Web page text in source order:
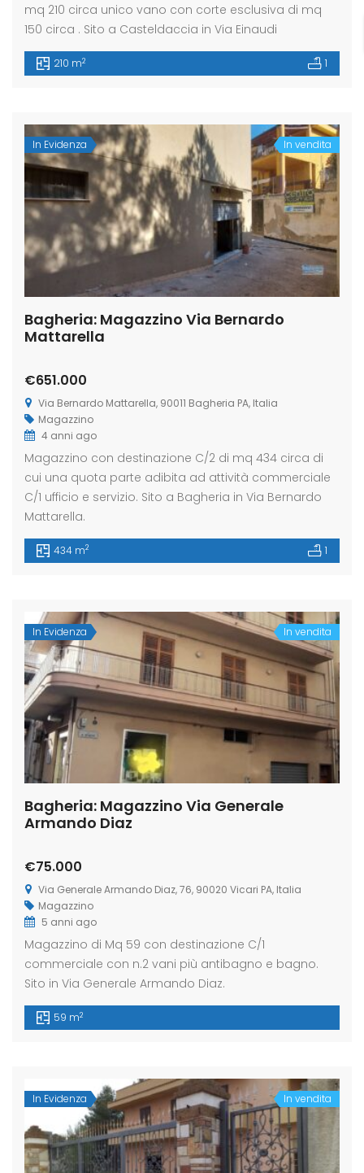
mq 210 circa unico vano con corte esclusiva di mq
150 circa . Sito a Casteldaccia in Via Einaudi
210 m2 1
In Evidenza In vendita
Bagheria: Magazzino Via Bernardo
Mattarella
€651.000
Via Bernardo Mattarella, 90011 Bagheria PA, Italia
Magazzino
4 anni ago
Magazzino con destinazione C/2 di mq 434 circa di
cui una quota parte adibita ad attività commerciale
C/1 ufficio e servizio. Sito a Bagheria in Via Bernardo
Mattarella.
434 m2 1
In Evidenza In vendita
Bagheria: Magazzino Via Generale
Armando Diaz
€75.000
Via Generale Armando Diaz, 76, 90020 Vicari PA, Italia
Magazzino
5 anni ago
Magazzino di Mq 59 con destinazione C/1
commerciale con n.2 vani più antibagno e bagno.
Sito in Via Generale Armando Diaz.
59 m2
In Evidenza In vendita